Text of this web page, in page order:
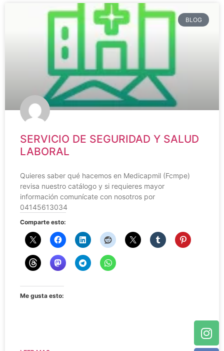
BLOG
SERVICIO DE SEGURIDAD Y SALUD
LABORAL
Quieres saber qué hacemos en Medicapmil (Fcmpe)
revisa nuestro catálogo y si requieres mayor
información comunícate con nosotros por
04145613034
Comparte esto:
Me gusta esto: